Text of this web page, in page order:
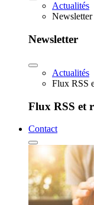
Actualités
Newsletter
Newsletter
Actualités
Flux RSS
Flux RSS et
Contact